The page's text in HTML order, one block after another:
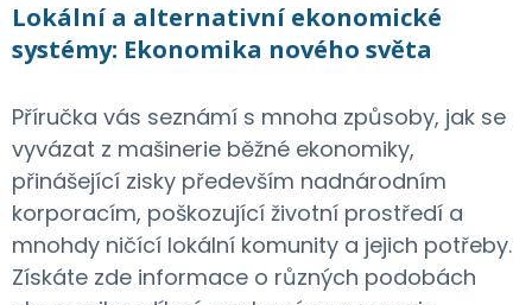
Lokální a alternativní ekonomické
systémy: Ekonomika nového světa
Příručka vás seznámí s mnoha způsoby, jak se
vyvázat z mašinerie běžné ekonomiky,
přinášející zisky především nadnárodním
korporacím, poškozující životní prostředí a
mnohdy ničící lokální komunity a jejich potřeby.
Získáte zde informace o různých podobách